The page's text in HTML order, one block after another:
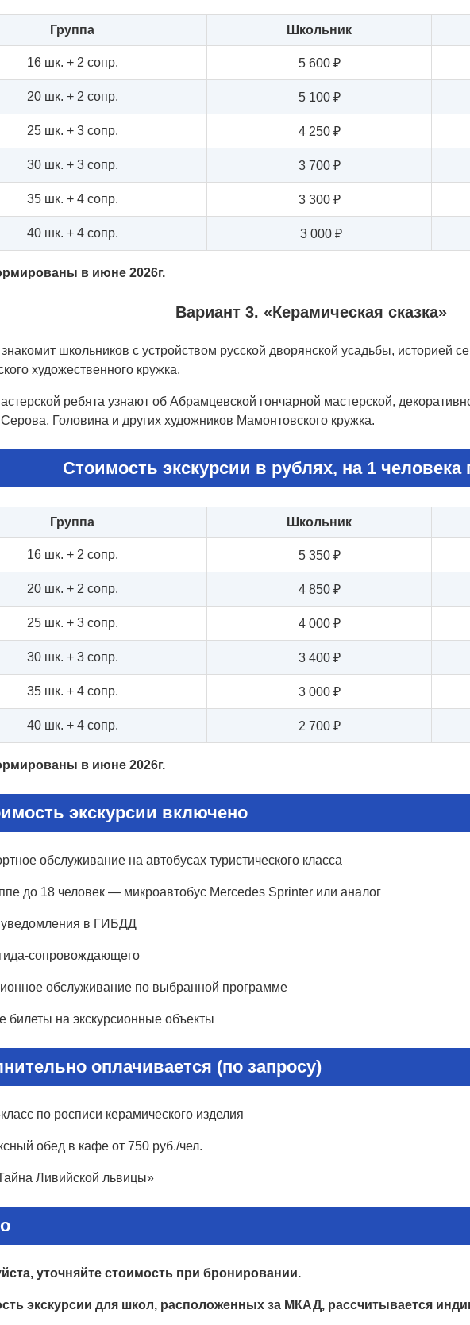
Группа Школьник
16 шк. + 2 сопр. 5 600 ₽
20 шк. + 2 сопр. 5 100 ₽
25 шк. + 3 сопр. 4 250 ₽
30 шк. + 3 сопр. 3 700 ₽
35 шк. + 4 сопр. 3 300 ₽
40 шк. + 4 сопр. 3 000 ₽
в июне 2026г.
Вариант 3. «Керамическая сказка»
знакомит школьников с устройством русской дворянской усадьбы, историей
художественного кружка.
ребята узнают об Абрамцевской гончарной мастерской,
Головина и других художников Мамонтовского кружка.
Стоимость экскурсии в рублях, на 1 человека
Группа Школьник
16 шк. + 2 сопр. 5 350 ₽
20 шк. + 2 сопр. 4 850 ₽
25 шк. + 3 сопр. 4 000 ₽
30 шк. + 3 сопр. 3 400 ₽
35 шк. + 4 сопр. 3 000 ₽
40 шк. + 4 сопр. 2 700 ₽
в июне 2026г.
экскурсии включено
обслуживание на автобусах туристического класса
до 18 человек — микроавтобус Mercedes Sprinter или аналог
в ГИБДД
сопровождающего
обслуживание по выбранной программе
на экскурсионные объекты
оплачивается (по запросу)
по росписи керамического изделия
обед в кафе от 750 руб./чел.
Ливийской львицы»
уточняйте стоимость при бронировании.
экскурсии для школ, расположенных за МКАД, рассчитывается